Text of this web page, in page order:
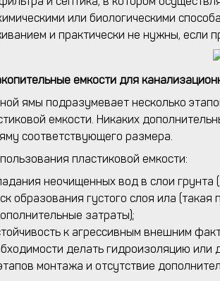
или биологическими
и практически не нужны, если
емкости для
ямы подразумевает несколько
емкости. Никаких
соответствующего размера.
пластиковой емкости:
неочищенных вод в слои
образования густого слоя ила
затраты);
к агрессивным внешним
делать гидроизоляцию или
монтажа и отсутствие